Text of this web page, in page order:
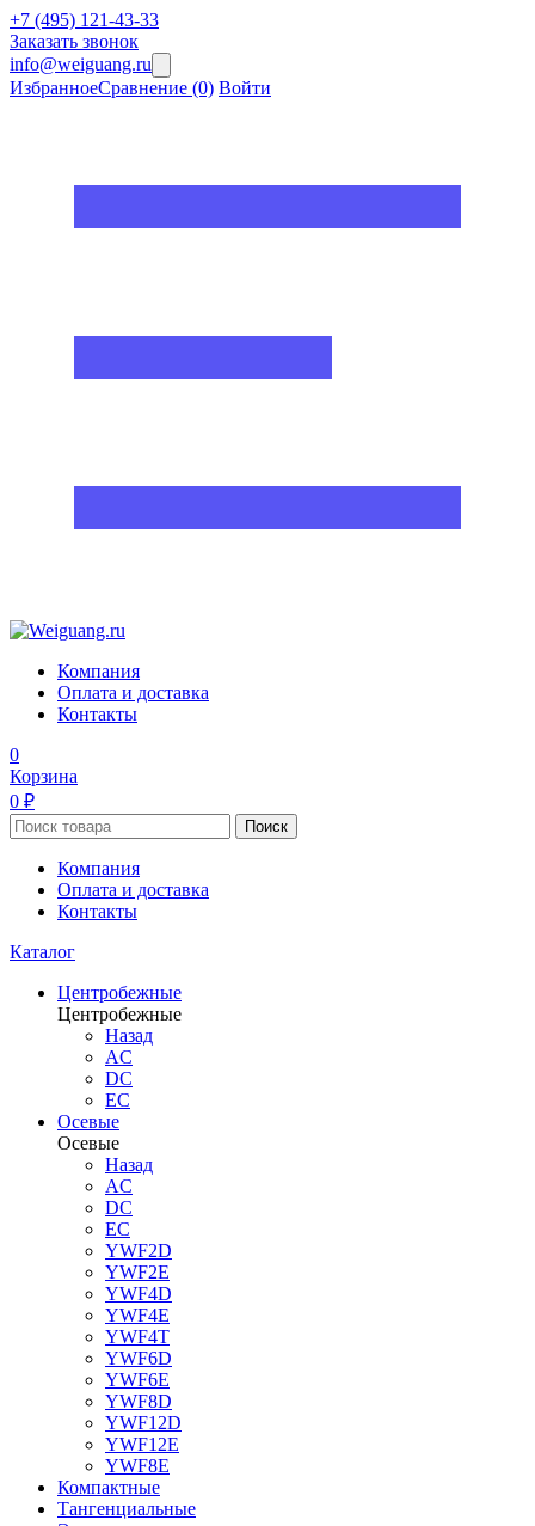
+7 (495) 121-43-33
Заказать звонок
info@weiguang.ru
ИзбранноеСравнение (0) Войти
Компания
Оплата и доставка
Контакты
0
Корзина
0 ₽
Поиск
Компания
Оплата и доставка
Контакты
Каталог
Центробежные
Центробежные
Назад
AC
DC
EC
Осевые
Осевые
Назад
AC
DC
EC
YWF2D
YWF2E
YWF4D
YWF4E
YWF4T
YWF6D
YWF6E
YWF8D
YWF12D
YWF12E
YWF8E
Компактные
Тангенциальные